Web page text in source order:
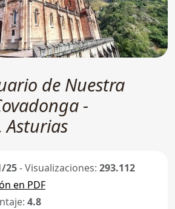
de Nuestra
-
Asturias
25- Visualizaciones: 293.112
en PDF
4.8